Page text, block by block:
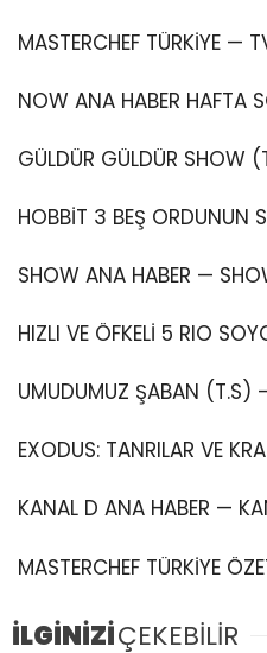
MASTERCHEF TÜRKİYE —
NOW ANA HABER HAFTA
GÜLDÜR GÜLDÜR SHOW
HOBBİT 3 BEŞ ORDUNUN
SHOW ANA HABER —
HIZLI VE ÖFKELİ 5 RIO
UMUDUMUZ ŞABAN (T.S)
EXODUS: TANRILAR VE
KANAL D ANA HABER —
MASTERCHEF TÜRKİYE
İLGİNİZİÇEKEBİLİR